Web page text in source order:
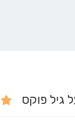
גיל פוקס